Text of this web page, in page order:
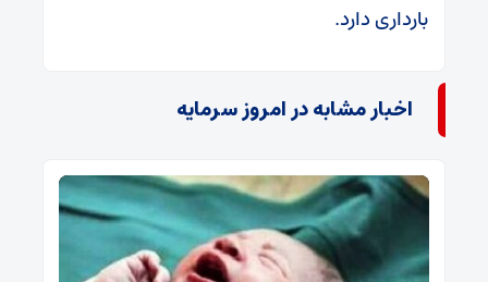
بارداری دارد.
اخبار مشابه در امروز سرمایه